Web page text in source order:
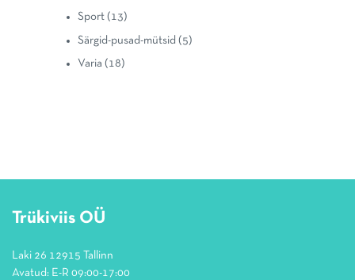
Sport (13)
Särgid-pusad-mütsid (5)
Varia (18)
Trükiviis OÜ
Laki 26 12915 Tallinn
Avatud: E-R 09:00-17:00